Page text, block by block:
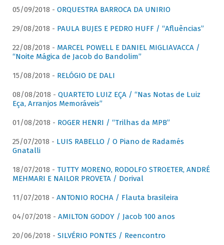
05/09/2018 - ORQUESTRA BARROCA DA UNIRIO
29/08/2018 - PAULA BUJES E PEDRO HUFF / “Afluências”
22/08/2018 - MARCEL POWELL E DANIEL MIGLIAVACCA /
“Noite Mágica de Jacob do Bandolim”
15/08/2018 - RELÓGIO DE DALI
08/08/2018 - QUARTETO LUIZ EÇA / “Nas Notas de Luiz
Eça, Arranjos Memoráveis”
01/08/2018 - ROGER HENRI / “Trilhas da MPB”
25/07/2018 - LUIS RABELLO / O Piano de Radamés
Gnatalli
18/07/2018 - TUTTY MORENO, RODOLFO STROETER, ANDRÉ
MEHMARI E NAILOR PROVETA / Dorival
11/07/2018 - ANTONIO ROCHA / Flauta brasileira
04/07/2018 - AMILTON GODOY / Jacob 100 anos
20/06/2018 - SILVÉRIO PONTES / Reencontro